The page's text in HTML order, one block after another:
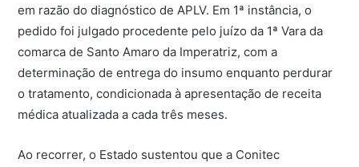
em razão do diagnóstico de APLV. Em 1ª instância, o
pedido foi julgado procedente pelo juízo da 1ª Vara da
comarca de Santo Amaro da Imperatriz, com a
determinação de entrega do insumo enquanto perdurar
o tratamento, condicionada à apresentação de receita
médica atualizada a cada três meses.
Ao recorrer, o Estado sustentou que a Conitec